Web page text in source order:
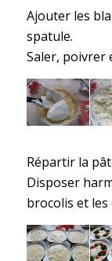
Ajouter les
spatule.
Saler, poivrer
Répartir la
Disposer
brocolis et les